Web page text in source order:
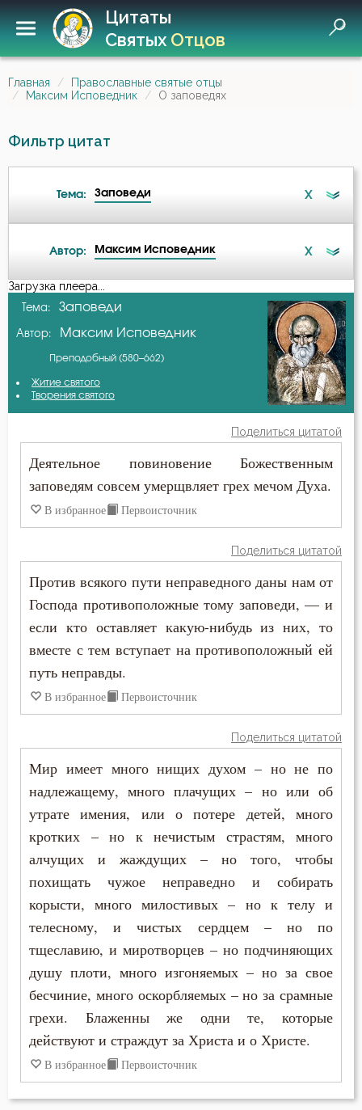
Цитаты
СвятыхОтцов
Главная
Православные святые отцы
Максим Исповедник
О заповедях
Фильтр цитат
Тема: Заповеди X
Беда
Бесы
Благодарность
Благочестие
Богатство
Богопознание
Богоугождение
Болезнь
Ведение
Вечные муки
Воздаяние
Воздержание
Воплощение
Гнев
Гнев Божий
Автор: Максим Исповедник X
А-я
Авва Дорофей
Авва Филимон
Амвросий Оптинский (Гренков)
Антоний Великий
Варнава
Варсонофий Оптинский (Плиханков)
Василий Великий
Григорий Нисский
Григорий Синаит
Ерм
Ефрем Сирин
Зосима Палестинский
Игнатий Брянчанинов
Иоанн Кассиан Римлянин
Иоанн Лествичник
Исаак Сирин Ниневийский
Исидор Пелусиот
Киприан Карфагенский
Загрузка плеера...
Тема: Заповеди
Автор: Максим Исповедник
Преподобный (580–662)
Житие святого
Творения святого
Поделиться цитатой
Деятельное повиновение Божественным
заповедям совсем умерщвляет грех мечом Духа.
В избранное Первоисточник
Поделиться цитатой
Против всякого пути неправедного даны нам от
Господа противоположные тому заповеди, — и
если кто оставляет какую-нибудь из них, то
вместе с тем вступает на противоположный ей
путь неправды.
В избранное Первоисточник
Поделиться цитатой
Мир имеет много нищих духом – но не по
надлежащему, много плачущих – но или об
утрате имения, или о потере детей, много
кротких – но к нечистым страстям, много
алчущих и жаждущих – но того, чтобы
похищать чужое неправедно и собирать
корысти, много милостивых – но к телу и
телесному, и чистых сердцем – но по
тщеславию, и миротворцев – но подчиняющих
душу плоти, много изгоняемых – но за свое
бесчиние, много оскорбляемых – но за срамные
грехи. Блаженны же одни те, которые
действуют и страждут за Христа и о Христе.
В избранное Первоисточник